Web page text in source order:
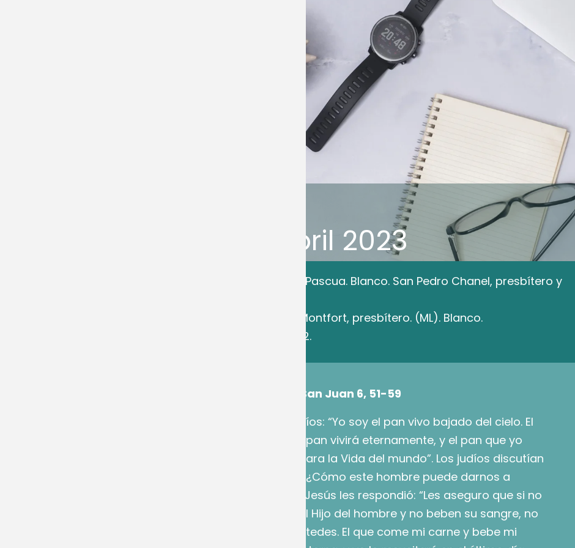
Abril 2023
Misa a elección. IV de Pascua. Blanco. San Pedro Chanel, presbítero y
San Luis Grignion de Montfort, presbítero. (ML). Blanco.
Hech 9, 1-20; Sal 116, 1. 2.
Evangelio según San Juan 6, 51-59
Jesús dijo a los judíos: “Yo soy el pan vivo bajado del cielo. El
que coma de este pan vivirá eternamente, y el pan que yo
daré es mi carne para la Vida del mundo”. Los judíos discutían
entre sí, diciendo: “¿Cómo este hombre puede darnos a
comer su carne?”. Jesús les respondió: “Les aseguro que si no
comen la carne del Hijo del hombre y no beben su sangre, no
tendrán Vida en ustedes. El que come mi carne y bebe mi